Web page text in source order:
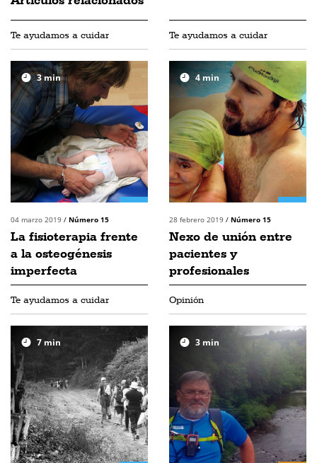
Te ayudamos a cuidar
3min
04 marzo 2019 / Número 15
La fisioterapia frente
a la osteogénesis
imperfecta
Te ayudamos a cuidar
4min
28 febrero 2019 / Número 15
Nexo de unión entre
pacientes y
profesionales
Te ayudamos a cuidar
7 min
Opinión
3 min